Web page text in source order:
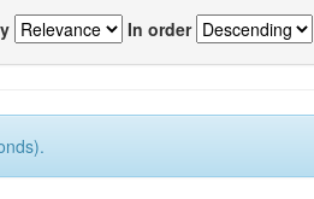
In order